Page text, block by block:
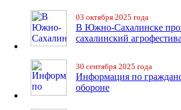
03 октября 2025 года
В Южно-Сахалинске
сахалинский
30 сентября 2025 года
Информация по
обороне